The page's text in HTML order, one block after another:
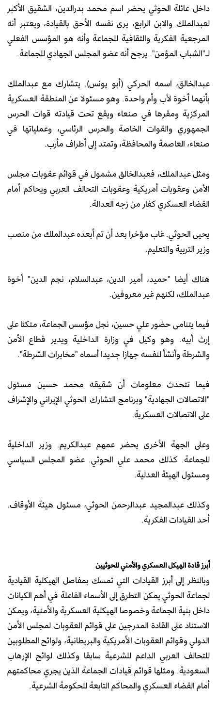
داخل عائلة الحوثي يحضر اسم محمد بدرالدين، الشقيق الأكبر
لعبدالملك والابن الرابع، يرى نفسه الأحق بالقيادة، ويعتبر أنه
المرجعية الفكرية والثقافية للجماعة وأنه هو المؤسس الفعلي
لـ"الشباب المؤمن". يرجح أنه عضو المجلس الجهادي للجماعة.
عبدالخالق، اسمه الحركي (أبو يونس). يتشارك مع عبدالملك
بأنهما أخوة لأب وأم واحدة. وهو مسئولا عن المنطقة العسكرية
المركزية ومقرها في صنعاء ويقع تحت قيادته قوات الحرس
الجمهوري والقوات الخاصة والحرس الرئاسي، وعملياتها في
صنعاء، العاصمة والمحافظة، وتمتد إلى أطراف مأرب.
ومثل عبدالملك، فعبدالخالق مشمول في قوائم عقوبات مجلس
الأمن وعقوبات أمريكية وعقوبات التحالف العربي ويحاكم أمام
القضاء العسكري كفار من زجه العدالة.
يحيى الحوثي. غاب مؤخرا بعد أن تم أبعده عبدالملك من منصب
وزير التربية والتعليم.
هناك أيضا "حميد، أمير الدين، عبدالسلام، نجم الدين" أخوة
عبدالملك، لكنهم غير معروفين.
فيما يتنامى حضور علي حسين، نجل مؤسس الجماعة، متكئا على
إرث أبيه. وهو وكيل في وزارة الداخلية ويدير قطاع الأمن
والشرطة وأنشأ لنفسه جهازا جديدا أسماه "مخابرات الشرطة".
فيما تتحدث معلومات أن شقيقه محمد حسين مسئول
"الاتصالات الجهادية" وبرنامج التشارك الحوثي الإيراني والإشراف
على الاتصالات العسكرية.
وعلى الجهة الأخرى يحضر عمهم عبدالكريم. وزير الداخلية
للجماعة. كذلك محمد علي الحوثي. عضو المجلس السياسي
ومسئول الهيئة العدلية.
وكذلك عبدالمجيد عبدالرحمن الحوثي، مسئول هيئة الأوقاف.
أحد القيادات الفكرية.
أبرز قادة الهيكل العسكري والأمني للحوثيين
وبالنظر إلى أبرز القيادات التي تمسك بمفاصل الهيكلية القيادية
لجماعة الحوثي يمكن التطرق إلى الأسماء الفاعلة في أهم الكيانات
داخل بنية الجماعة وخصوصا الهيكلية العسكرية والأمنية، ويمكن
الاستناد على القادة المدرجين على قوائم العقوبات لمجلس الأمن
الدولي وقوائم العقوبات الأمريكية والبريطانية، ولوائح المطلوبين
للتحالف العربي الداعم للشرعية سابقا وكذلك لوائح الإرهاب
السعودية. ومثلها قوائم قيادات الجماعة الذين يجري محاكمتهم
أمام القضاء العسكري والمحاكم التابعة للحكومة الشرعية.